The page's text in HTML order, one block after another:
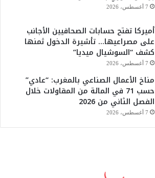
7 أغسطس، 2026
أميركا تفتح حسابات الصحافيين الأجانب
على مصراعيها… تأشيرة الدخول ثمنها
كشف “السوشيال ميديا”
7 أغسطس، 2026
مناخ الأعمال الصناعي بالمغرب: “عادي”
حسب 71 في المائة من المقاولات خلال
الفصل الثاني من 2026
7 أغسطس، 2026